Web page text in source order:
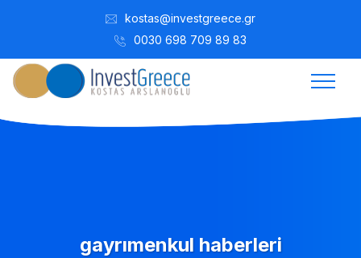
kostas@investgreece.gr
0030 698 709 89 83
gayrımenkul haberleri